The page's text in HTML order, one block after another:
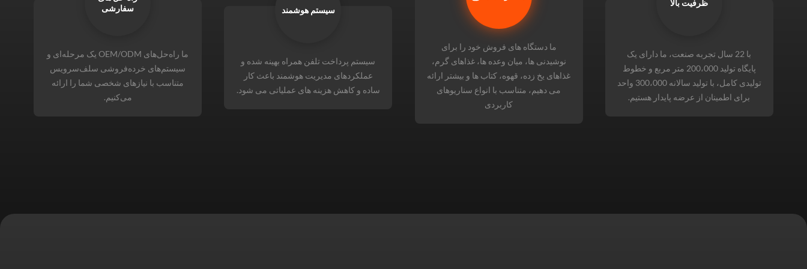
ظرفیت بالا
با 22 سال تجربه صنعت، ما دارای یک
پایگاه تولید 200،000 متر مربع و خطوط
تولیدی کامل، با تولید سالانه 300،000 واحد
برای اطمینان از عرضه پایدار هستیم.
ما دستگاه های فروش خود را برای
نوشیدنی ها، میان وعده ها، غذاهای گرم،
غذاهای یخ زده، قهوه، کتاب ها و بیشتر ارائه
می دهیم، متناسب با انواع سناریوهای
کاربردی
سیستم هوشمند
سیستم پرداخت تلفن همراه بهینه شده و
عملکردهای مدیریت هوشمند باعث کار
ساده و کاهش هزینه های عملیاتی می شود.
سفارشی
ما راه‌حل‌های OEM/ODM یک مرحله‌ای و
سیستم‌های خرده‌فروشی سلف‌سرویس
متناسب با نیازهای شخصی شما را ارائه
می‌کنیم.